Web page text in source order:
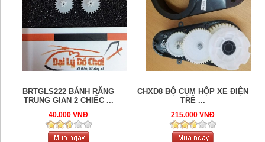
BRTGLS222 BÁNH RĂNG
TRUNG GIAN 2 CHIẾC ...
40.000 VNĐ
CHXD8 BỘ CỤM HỘP XE ĐIỆN
TRẺ ...
215.000 VNĐ